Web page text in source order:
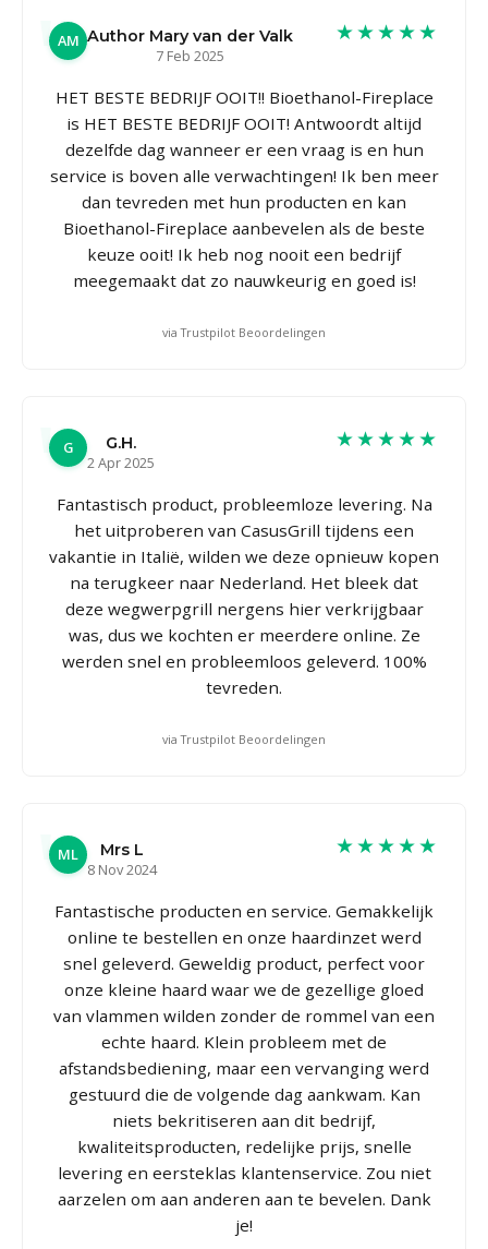
AM Author Mary van der Valk
7 Feb 2025
★★★★★
HET BESTE BEDRIJF OOIT!! Bioethanol-Fireplace
is HET BESTE BEDRIJF OOIT! Antwoordt altijd
dezelfde dag wanneer er een vraag is en hun
service is boven alle verwachtingen! Ik ben meer
dan tevreden met hun producten en kan
Bioethanol-Fireplace aanbevelen als de beste
keuze ooit! Ik heb nog nooit een bedrijf
meegemaakt dat zo nauwkeurig en goed is!
via Trustpilot Beoordelingen
G
G.H.
2 Apr 2025
★★★★★
Fantastisch product, probleemloze levering. Na
het uitproberen van CasusGrill tijdens een
vakantie in Italië, wilden we deze opnieuw kopen
na terugkeer naar Nederland. Het bleek dat
deze wegwerpgrill nergens hier verkrijgbaar
was, dus we kochten er meerdere online. Ze
werden snel en probleemloos geleverd. 100%
tevreden.
via Trustpilot Beoordelingen
ML
Mrs L
8 Nov 2024
★★★★★
Fantastische producten en service. Gemakkelijk
online te bestellen en onze haardinzet werd
snel geleverd. Geweldig product, perfect voor
onze kleine haard waar we de gezellige gloed
van vlammen wilden zonder de rommel van een
echte haard. Klein probleem met de
afstandsbediening, maar een vervanging werd
gestuurd die de volgende dag aankwam. Kan
niets bekritiseren aan dit bedrijf,
kwaliteitsproducten, redelijke prijs, snelle
levering en eersteklas klantenservice. Zou niet
aarzelen om aan anderen aan te bevelen. Dank
je!